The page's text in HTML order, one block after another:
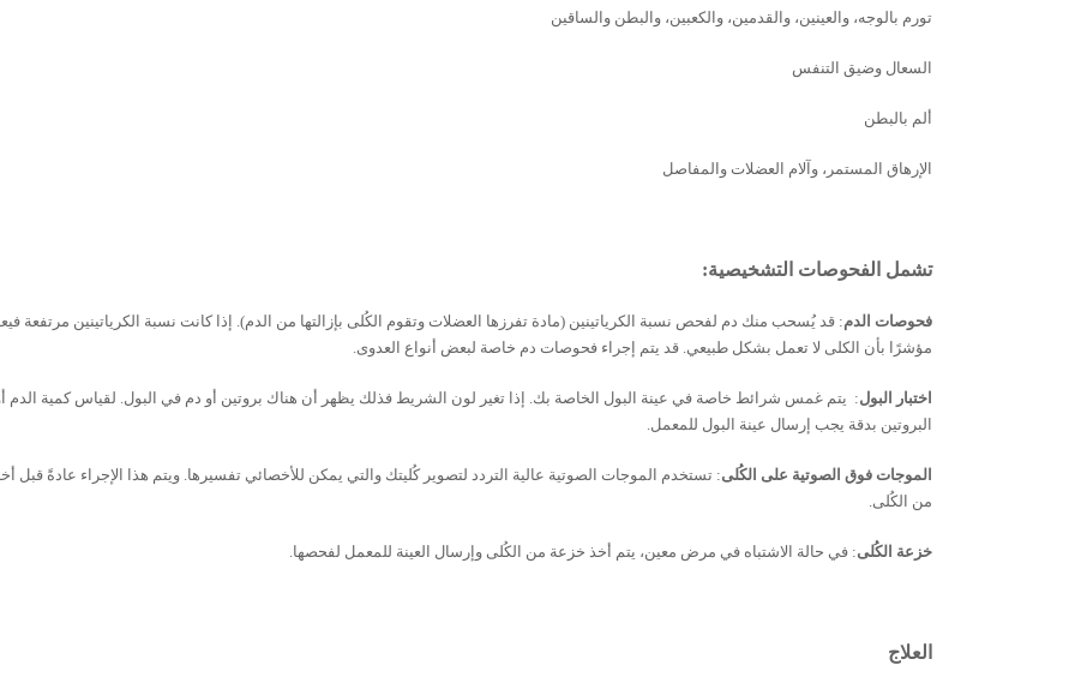
تورم بالوجه، والعينين، والقدمين، والكعبين، والبطن والساقين
السعال وضيق التنفس
ألم بالبطن
الإرهاق المستمر، وآلام العضلات والمفاصل
تشمل الفحوصات التشخيصية:
فحوصات الدم: قد يُسحب منك دم لفحص نسبة الكرياتينين (مادة تفرزها العضلات وتقوم الكُلى بإزالتها من الدم). إذا كانت نسبة الكرياتينين مرتفعة
مؤشرًا بأن الكلى لا تعمل بشكل طبيعي. قد يتم إجراء فحوصات دم خاصة لبعض أنواع العدوى.
اختبار البول: يتم غمس شرائط خاصة في عينة البول الخاصة بك. إذا تغير لون الشريط فذلك يظهر أن هناك بروتين أو دم في البول. لقياس كمية الدم
البروتين بدقة يجب إرسال عينة البول للمعمل.
الموجات فوق الصوتية على الكُلى: تستخدم الموجات الصوتية عالية التردد لتصوير كُليتك والتي يمكن للأخصائي تفسيرها. ويتم هذا الإجراء عادةً قبل
من الكُلى.
خزعة الكُلى: في حالة الاشتباه في مرض معين، يتم أخذ خزعة من الكُلى وإرسال العينة للمعمل لفحصها.
العلاج